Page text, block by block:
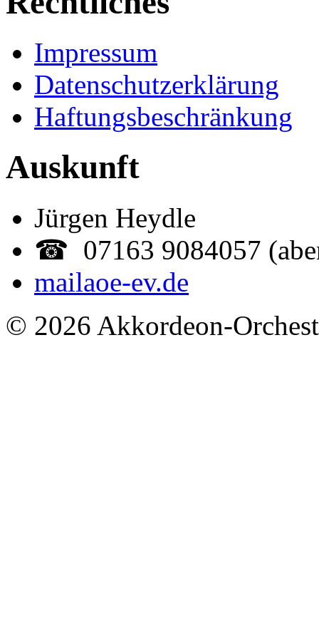
Impressum
Datenschutzerklärung
Haftungsbeschränkung
Auskunft
Jürgen Heydle
☎ 07163 9084057
mailaoe-ev.de
© 2026 Akkordeon-